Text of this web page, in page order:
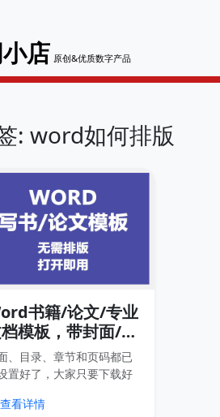
店 原创&优质数字产品
: word如何排版
书籍/论文/专业
模板，带封面/目
自动章节序号，超
便！
、目录、章节和页码都已
置好了，大家只要下载好
作。
查看详情